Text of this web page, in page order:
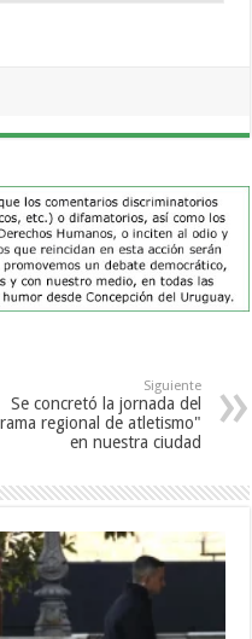
Siguiente
Se concretó la jornada del
regional de atletismo"
en nuestra ciudad